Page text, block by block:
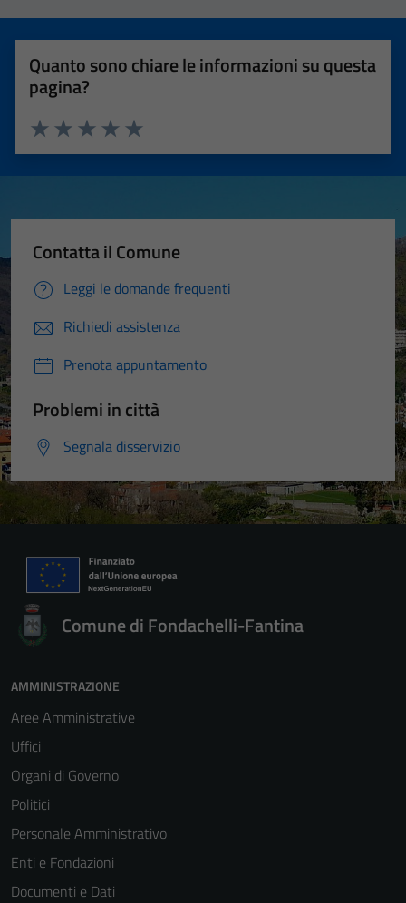
Quanto sono chiare le informazioni su questa
pagina?
Valuta 5 stelle su 5
Valuta 4 stelle su 5
Valuta 3 stelle su 5
Valuta 2 stelle su 5
Valuta 1 stelle su 5
Contatta il Comune
Leggi le domande frequenti
Richiedi assistenza
Prenota appuntamento
Problemi in città
Segnala disservizio
Comune di Fondachelli-Fantina
AMMINISTRAZIONE
Aree Amministrative
Uffici
Organi di Governo
Politici
Personale Amministrativo
Enti e Fondazioni
Documenti e Dati